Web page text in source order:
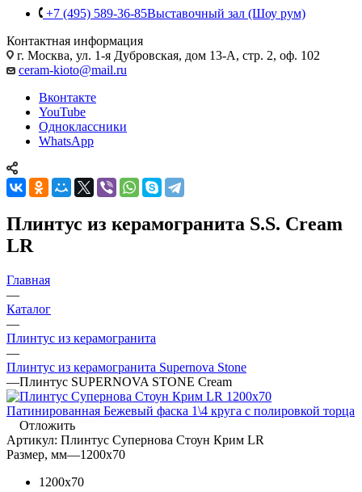
+7 (495) 589-36-85Выставочный зал (Шоу рум)
Контактная информация
г. Москва, ул. 1-я Дубровская, дом 13-А, стр. 2, оф. 102
ceram-kioto@mail.ru
Вконтакте
YouTube
Одноклассники
WhatsApp
Плинтус из керамогранита S.S. Cream
LR
Главная
—
Каталог
—
Плинтус из керамогранита
—
Плинтус из керамогранита Supernova Stone
—Плинтус SUPERNOVA STONE Cream
Отложить
Артикул: Плинтус Супернова Стоун Крим LR
Размер, мм—1200x70
1200x70